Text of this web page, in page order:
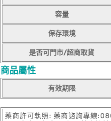
容量
保存環境
是否可門市/超商取貨
商品屬性
有效期限
藥商許可執照: 藥商諮詢專線